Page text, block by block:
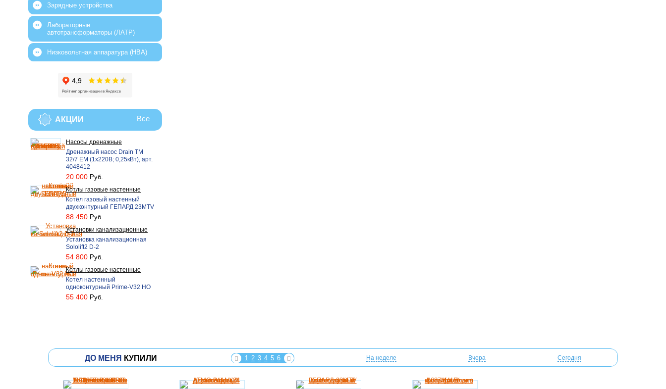
Зарядные устройства
Лабораторные
автотрансформаторы (ЛАТР)
Низковольтная аппаратура (НВА)
АКЦИИ Все
Насосы дренажные
Дренажный насос Drain ТМ
32/7 EM (1х220В; 0,25кВт), арт.
4048412
20 000 Руб.
Котлы газовые настенные
Котёл газовый настенный
двухконтурный ГЕПАРД 23MTV
88 450 Руб.
Установки канализационные
Установка канализационная
Sololift2 D-2
54 800 Руб.
Котлы газовые настенные
Котел настенный
одноконтурный Prime-V32 НО
55 400 Руб.
ДО МЕНЯ КУПИЛИ 1 2 3 4 5 6 На неделе Вчера Сегодня